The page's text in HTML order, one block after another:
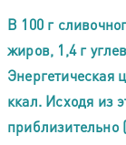
В 100 г
жиров, 1,4 г
Энергетическая
ккал. Исходя из
приблизительно